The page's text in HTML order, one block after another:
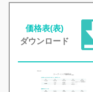
価格表(表)
ダウンロード